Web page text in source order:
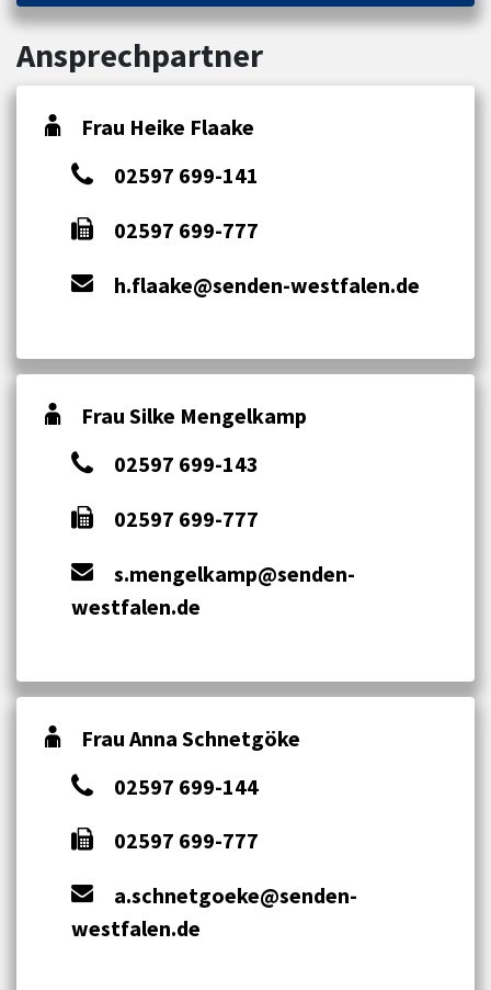
Ansprechpartner
Frau Heike Flaake
02597 699-141
02597 699-777
h.flaake@senden-westfalen.de
Frau Silke Mengelkamp
02597 699-143
02597 699-777
s.mengelkamp@senden-
westfalen.de
Frau Anna Schnetgöke
02597 699-144
02597 699-777
a.schnetgoeke@senden-
westfalen.de